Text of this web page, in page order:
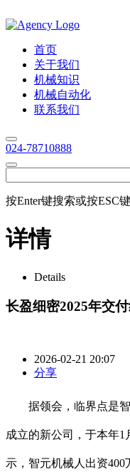
首页
关于我们
机械知识
机械自动化
联系我们
024-78710888
按Enter键搜索或按ESC
详情
Details
长盈细密2025年交
2026-02-21 20:07
分享
据领会，临界点是智
成立的新公司，于本年
示，智元机械人出资400